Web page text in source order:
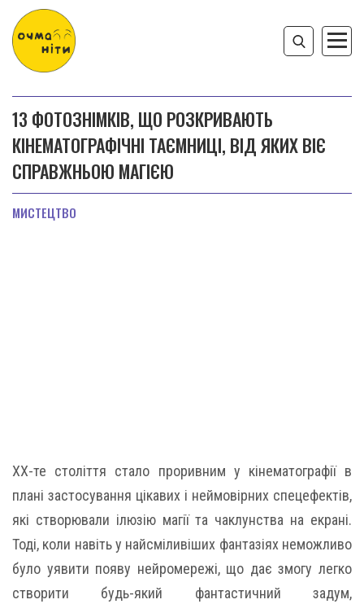
13 ФОТОЗНІМКІВ, ЩО РОЗКРИВАЮТЬ
КІНЕМАТОГРАФІЧНІ ТАЄМНИЦІ, ВІД ЯКИХ ВІЄ
СПРАВЖНЬОЮ МАГІЄЮ
МИСТЕЦТВО
XX-те століття стало проривним у кінематографії в
плані застосування цікавих і неймовірних спецефектів,
які створювали ілюзію магії та чаклунства на екрані.
Тоді, коли навіть у найсміливіших фантазіях неможливо
було уявити появу нейромережі, що дає змогу легко
створити будь-який фантастичний задум,